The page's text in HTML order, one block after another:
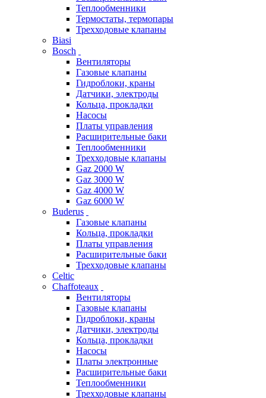
Теплообменники
Термостаты, термопары
Трехходовые клапаны
Biasi
Bosch
Вентиляторы
Газовые клапаны
Гидроблоки, краны
Датчики, электроды
Кольца, прокладки
Насосы
Платы управления
Расширительные баки
Теплообменники
Трехходовые клапаны
Gaz 2000 W
Gaz 3000 W
Gaz 4000 W
Gaz 6000 W
Buderus
Газовые клапаны
Кольца, прокладки
Платы управления
Расширительные баки
Трехходовые клапаны
Celtic
Chaffoteaux
Вентиляторы
Газовые клапаны
Гидроблоки, краны
Датчики, электроды
Кольца, прокладки
Насосы
Платы электронные
Расширительные баки
Теплообменники
Трехходовые клапаны